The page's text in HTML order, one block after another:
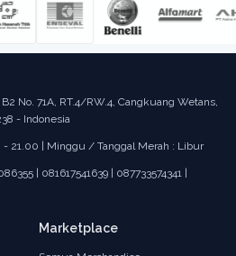
No. 71A, RT.4/RW.4, Cangkuang Wetans,
- Indonesia
- 21.00 | Minggu / Tanggal Merah : Libur
| 081617541639 | 087733574341 |
Marketplace